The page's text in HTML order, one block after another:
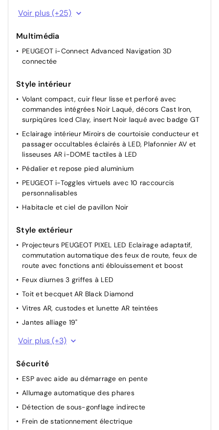
Banquette rang 2 coulissante 60/40, avec dossiers
inclinables et rabattables 40/20/40, avec fonction
Monogrammes AV : blason PEUGEOT et 5008
Bandeau entre les feux AR Noir laqué avec lettrage
PEUGEOT
Calandre couleur caisse, écopes latérales Noir laqué,
décor inférieur Gris Méteor
PEUGEOT i-Cockpit panoramique avec écran incurvé
et flottant 21'' HD
Lève-vitres AV/AR électriques et séquentiels avec
antipincement
Volant chauffant
Boîte de vitesse automatique, séquentielle (6 rapports)
Rétroviseur intérieur électrochrome
Banquette rang 2 avec accoudoir central
Direction assistée
Monogrammes AR 5008 et Hybrid
Enjoliveurs de passages de roues et protections
inférieures de portes Noir grainé
Fixations ISOFIX et Top Tether aux places latérales rang
2
Commutation adaptative des projecteurs
Pare-brise feuilleté acoustique
4 poignées de maintien rétractables (2 à l'AV et 2 à
Banquette 2 places au rang 3 avec dossiers
rabattables 50/50
Rétroviseurs extérieurs dégivrants avec réglage et
rabattement électriques, éclairage de seuil
Voir plus (+25)
Multimédia
PEUGEOT i-Connect Advanced Navigation 3D
connectée
Style intérieur
Volant compact, cuir fleur lisse et perforé avec
commandes intégrées Noir Laqué, décors Cast Iron,
surpiqûres Iced Clay, insert Noir laqué avec badge GT
Eclairage intérieur Miroirs de courtoisie conducteur et
passager occultables éclairés à LED, Plafonnier AV et
lisseuses AR i-DOME tactiles à LED
Pédalier et repose pied aluminium
PEUGEOT i-Toggles virtuels avec 10 raccourcis
personnalisables
Habitacle et ciel de pavillon Noir
Style extérieur
Projecteurs PEUGEOT PIXEL LED Eclairage adaptatif,
commutation automatique des feux de route, feux de
route avec fonctions anti éblouissement et boost
Feux diurnes 3 griffes à LED
Toit et becquet AR Black Diamond
Vitres AR, custodes et lunette AR teintées
Jantes alliage 19"
Bandeau entre les projecteurs Noir laqué avec logo
5008
Monogrammes ailes AV: blason PEUGEOT
Barres de toit longitudinales Noir Brillant
Voir plus (+3)
Sécurité
ESP avec aide au démarrage en pente
Allumage automatique des phares
Détection de sous-gonflage indirecte
Frein de stationnement électrique